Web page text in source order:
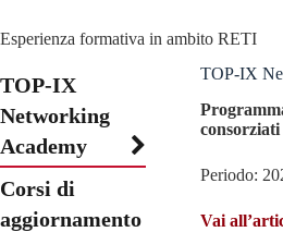
Esperienza formativa in ambito RETI
TOP-IX
Networking
Academy
Corsi di
aggiornamento
TOP-IX
Periodo:
Vai